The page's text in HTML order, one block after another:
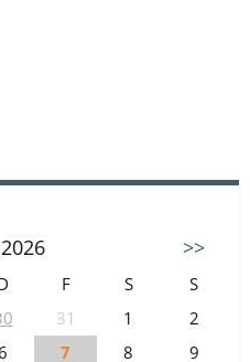
>>
F S
S
31 1
2
7 8
9